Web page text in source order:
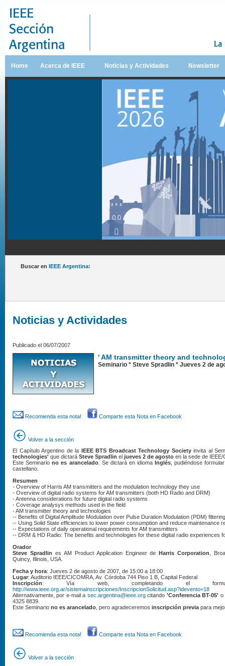
Home Acerca de IEEE Noticias y Actividades Newsletter
Buscar en IEEE Argentina:
Noticias y Actividades
Publicado el 06/07/2007
' AM transmitter theory and
Seminario * Steve Spradlin * Jueves 2 de
Recomienda esta nota! Comparte esta Nota en Facebook
Volver a la sección
El Capítulo Argentino de la IEEE BTS Broadcast Technology Societyinvita al
technologies' que dictará Steve Spradlin el jueves 2 de agosto en la sede de IEEE/
Este Seminariono es arancelado. Se dictará en idiomaInglés , pudiéndose
castellano.
Resumen
- Overview of Harris AM transmitters and the modulation technology they use
- Overview of digital radio systems for AM transmitters (both HD Radio and DRM)
- Antenna considerations for future digital radio systems
- Coverage analysys methods used in the field
- AM transmitter theory and technologies
-- Benefits of Digital Amplitude Modulation over Pulse Duration Modulation (PDM) filtering
-- Using Solid State efficiencies to lower power consumption and reduce maintenance
-- Expectations of daily operational requirements for AM transmitters
-- DRM & HD Radio: The benefits and technologies for these digital radio experiences
Orador
Steve Spradlin es AM Product Application Engineer deHarris Corporation
,
Quincy, Illinois, USA.
Fecha y hora: Jueves 2 de agosto de 2007, de 15:00 a 18:00
Lugar: Auditorio IEEE/CICOMRA, Av. Córdoba 744 Piso 1 B, Capital Federal
Inscripción: Vía web, completando el
http://www.ieee.org.ar/sistemainscripciones/InscripcionSolicitud.asp?idevento=18
Alternativamente, por e-mail a sec.argentina@ieee.orgcitando 'Conferencia BT-05' o
4325 8839.
Este Seminario no es arancelado , pero agradeceremos inscripción previa para
Recomienda esta nota! Comparte esta Nota en Facebook
Volver a la sección